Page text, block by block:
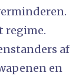
regime.
af
en